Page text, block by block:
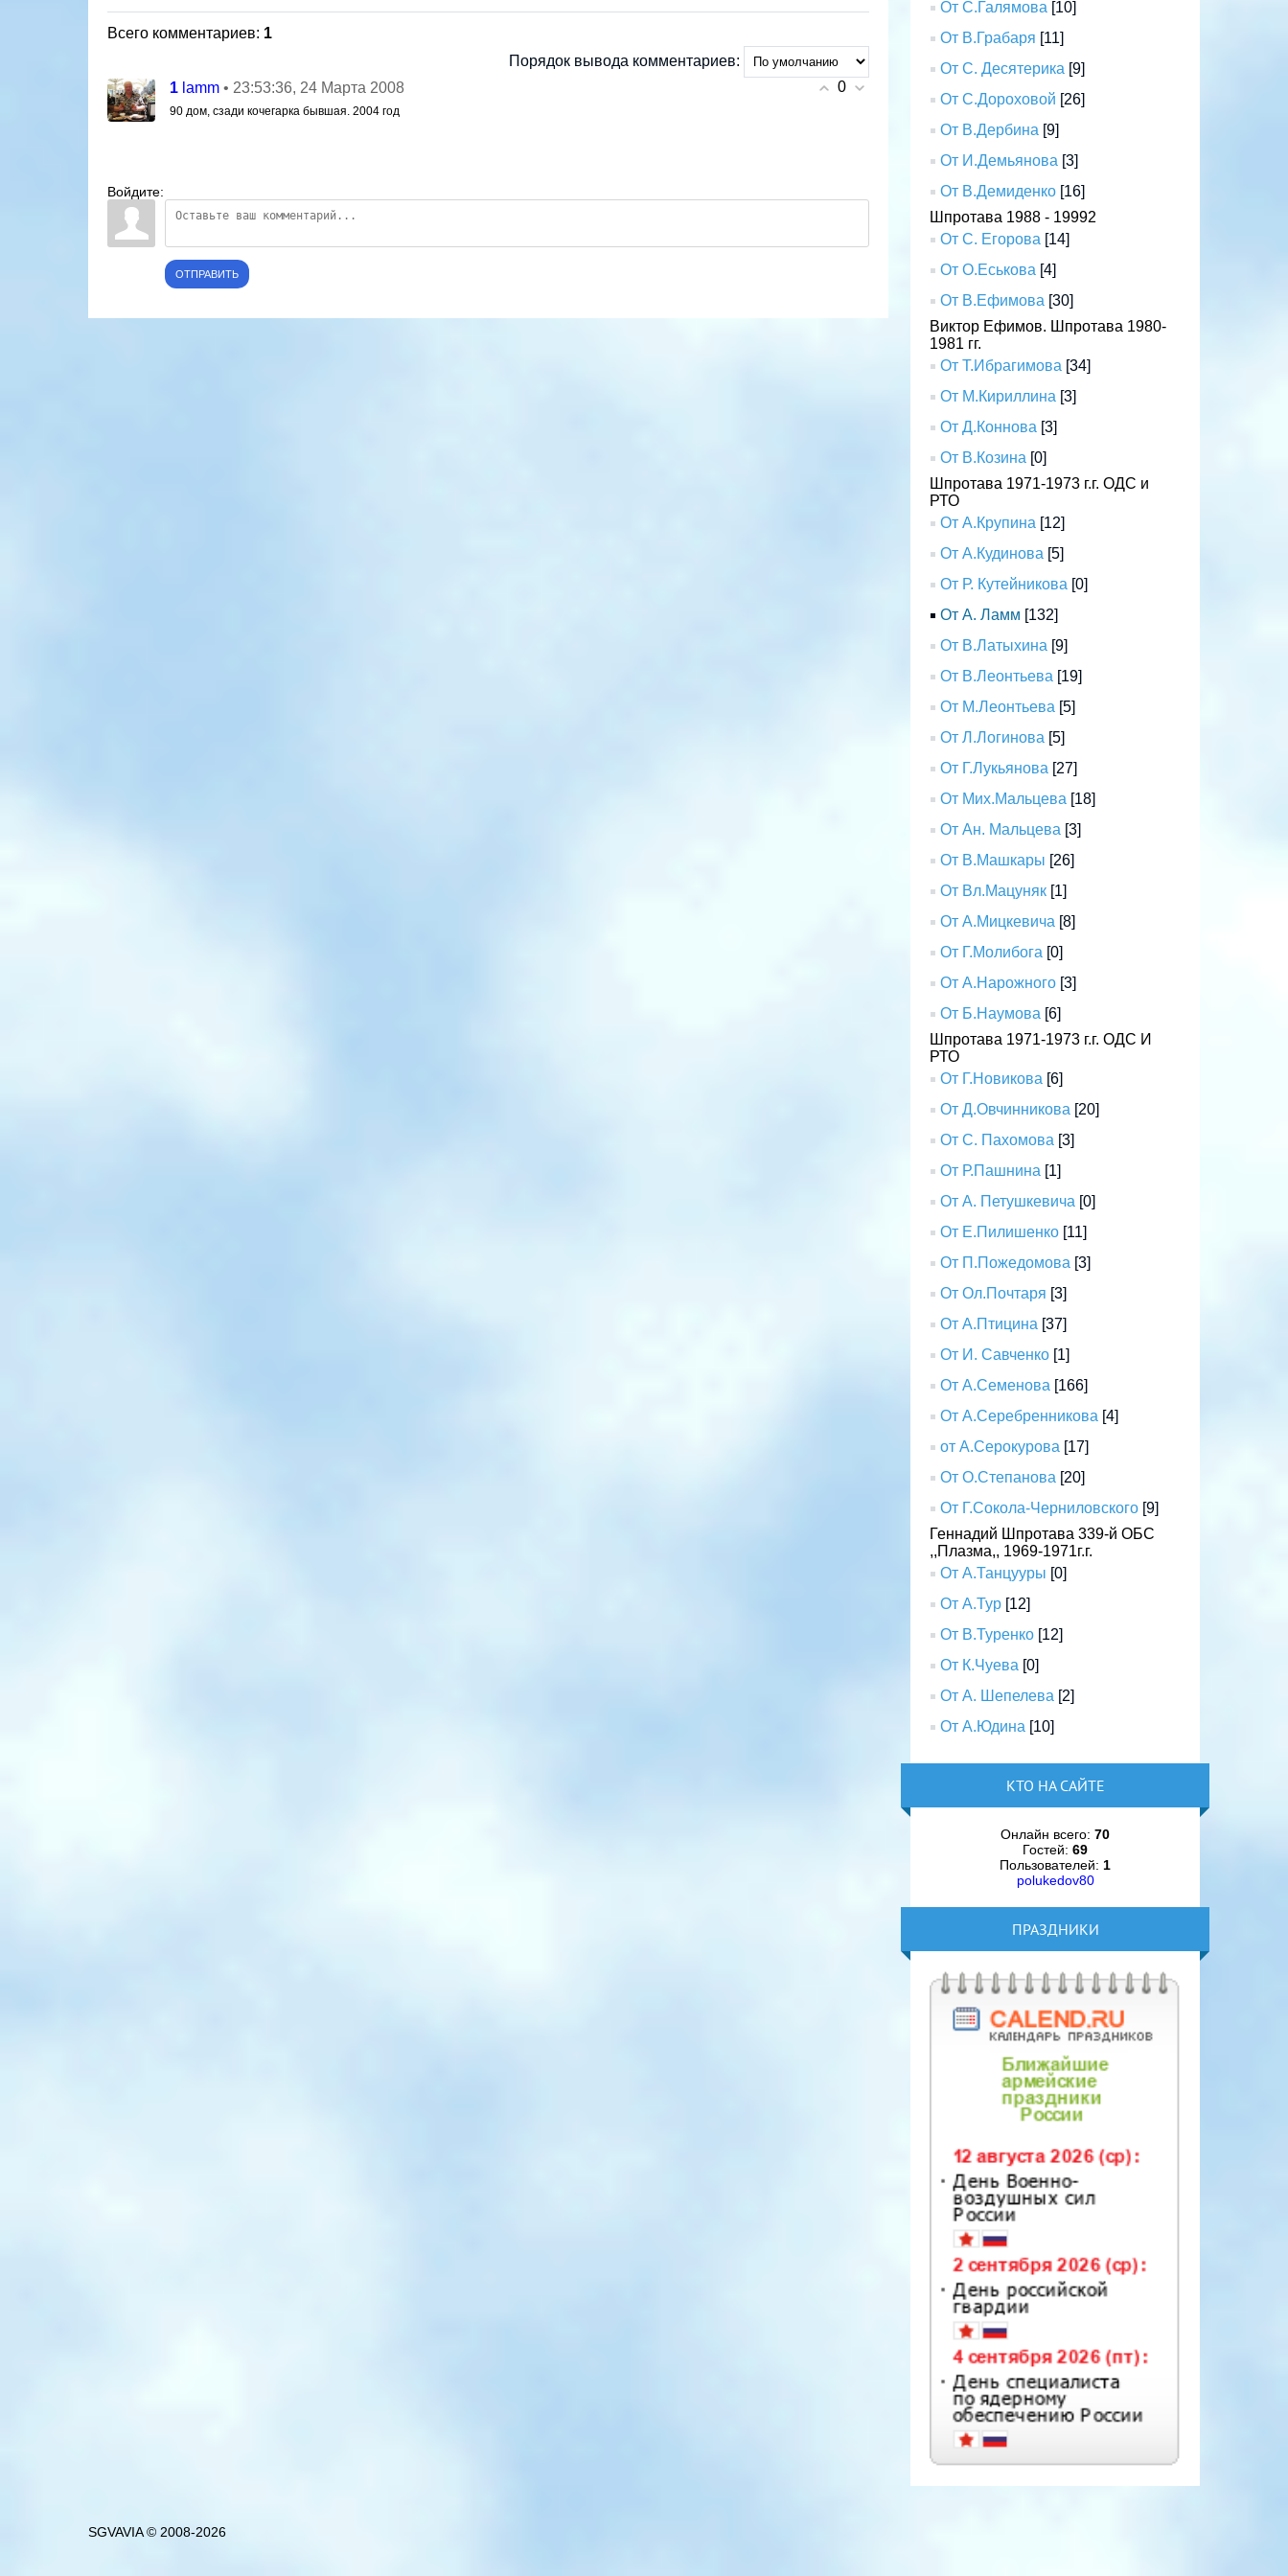
Всего комментариев: 1
Порядок вывода комментариев:
0
1 lamm • 23:53:36, 24 Марта 2008
90 дом, сзади кочегарка бывшая. 2004 год
Войдите:
ОТПРАВИТЬ
От С.Галямова [10]
От В.Грабаря [11]
От С. Десятерика [9]
От С.Дороховой [26]
От В.Дербина [9]
От И.Демьянова [3]
От В.Демиденко [16]
Шпротава 1988 - 19992
От С. Егорова [14]
От О.Еськова [4]
От В.Ефимова [30]
Виктор Ефимов. Шпротава 1980-
1981 гг.
От Т.Ибрагимова [34]
От М.Кириллина [3]
От Д.Коннова [3]
От В.Козина [0]
Шпротава 1971-1973 г.г. ОДС и
РТО
От А.Крупина [12]
От А.Кудинова [5]
От Р. Кутейникова [0]
От А. Ламм [132]
От В.Латыхина [9]
От В.Леонтьева [19]
От М.Леонтьева [5]
От Л.Логинова [5]
От Г.Лукьянова [27]
От Мих.Мальцева [18]
От Ан. Мальцева [3]
От В.Машкары [26]
От Вл.Мацуняк [1]
От А.Мицкевича [8]
От Г.Молибога [0]
От А.Нарожного [3]
От Б.Наумова [6]
Шпротава 1971-1973 г.г. ОДС И
РТО
От Г.Новикова [6]
От Д.Овчинникова [20]
От С. Пахомова [3]
От Р.Пашнина [1]
От А. Петушкевича [0]
От Е.Пилишенко [11]
От П.Пожедомова [3]
От Ол.Почтаря [3]
От А.Птицина [37]
От И. Савченко [1]
От А.Семенова [166]
От А.Серебренникова [4]
от А.Серокурова [17]
От О.Степанова [20]
От Г.Сокола-Черниловского [9]
Геннадий Шпротава 339-й ОБС
,,Плазма,, 1969-1971г.г.
От А.Танцууры [0]
От А.Тур [12]
От В.Туренко [12]
От К.Чуева [0]
От А. Шепелева [2]
От А.Юдина [10]
КТО НА САЙТЕ
Онлайн всего:70
Гостей:69
Пользователей: 1
polukedov80
ПРАЗДНИКИ
SGVAVIA © 2008-2026